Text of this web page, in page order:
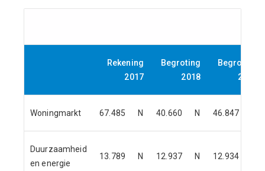
Rekening
2017
Begroting
2018
Begroting
2019
Woningmarkt 67.485 N 40.660 N 46.847
Duurzaamheid
en energie
13.789 N 12.937 N 12.934